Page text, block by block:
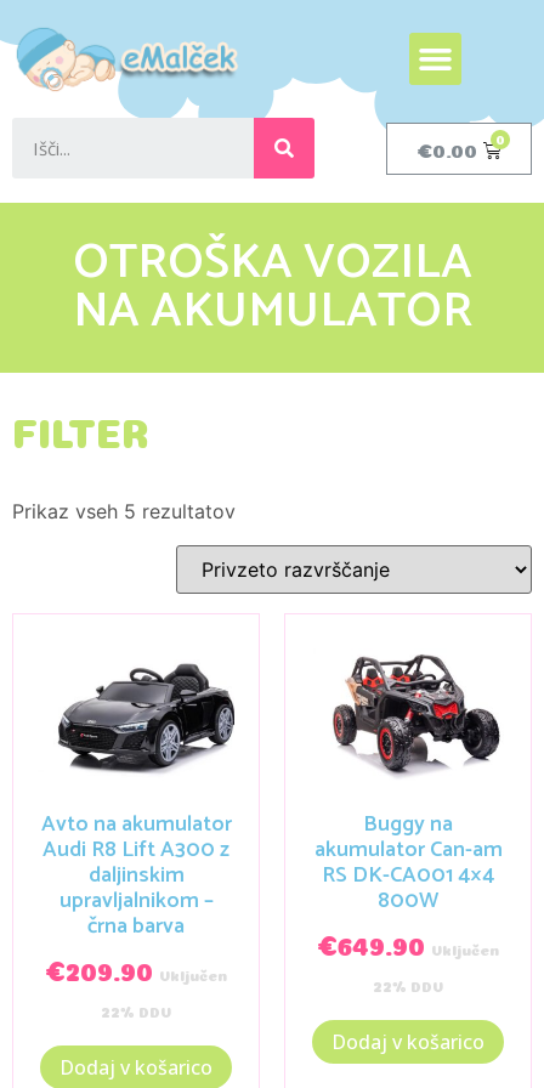
€0.00
OTROŠKA VOZILA
NA AKUMULATOR
FILTER
Prikaz vseh 5 rezultatov
Avto na akumulator
Audi R8 Lift A300 z
daljinskim
upravljalnikom –
črna barva
€ 209.90 Vključen
22% DDV
Dodaj v košarico
Buggy na
akumulator Can-am
RS DK-CA001 4×4
800W
€649.90 Vključen
22% DDV
Dodaj v košarico